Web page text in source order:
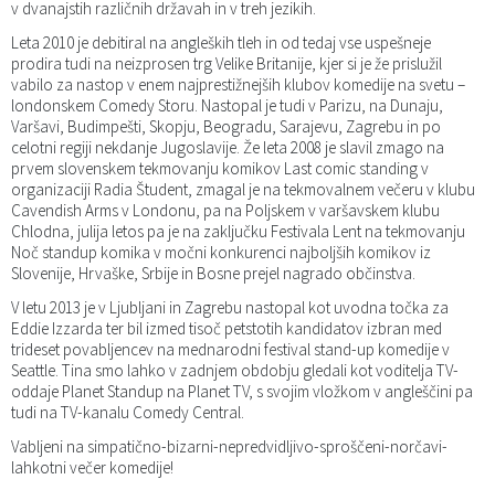
v dvanajstih različnih državah in v treh jezikih.
Leta 2010 je debitiral na angleških tleh in od tedaj vse uspešneje
prodira tudi na neizprosen trg Velike Britanije, kjer si je že prislužil
vabilo za nastop v enem najprestižnejših klubov komedije na svetu –
londonskem Comedy Storu. Nastopal je tudi v Parizu, na Dunaju,
Varšavi, Budimpešti, Skopju, Beogradu, Sarajevu, Zagrebu in po
celotni regiji nekdanje Jugoslavije. Že leta 2008 je slavil zmago na
prvem slovenskem tekmovanju komikov Last comic standing v
organizaciji Radia Študent, zmagal je na tekmovalnem večeru v klubu
Cavendish Arms v Londonu, pa na Poljskem v varšavskem klubu
Chlodna, julija letos pa je na zaključku Festivala Lent na tekmovanju
Noč standup komika v močni konkurenci najboljših komikov iz
Slovenije, Hrvaške, Srbije in Bosne prejel nagrado občinstva.
V letu 2013 je v Ljubljani in Zagrebu nastopal kot uvodna točka za
Eddie Izzarda ter bil izmed tisoč petstotih kandidatov izbran med
trideset povabljencev na mednarodni festival stand-up komedije v
Seattle. Tina smo lahko v zadnjem obdobju gledali kot voditelja TV-
oddaje Planet Standup na Planet TV, s svojim vložkom v angleščini pa
tudi na TV-kanalu Comedy Central.
Vabljeni na simpatično-bizarni-nepredvidljivo-sproščeni-norčavi-
lahkotni večer komedije!